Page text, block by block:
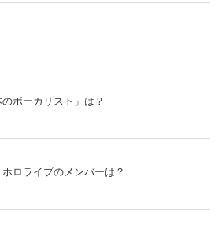
ボーカリスト」は？
ロライブのメンバーは？